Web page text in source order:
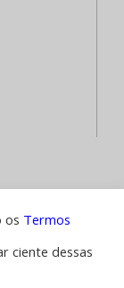
GPHR
os Termos
ciente dessas